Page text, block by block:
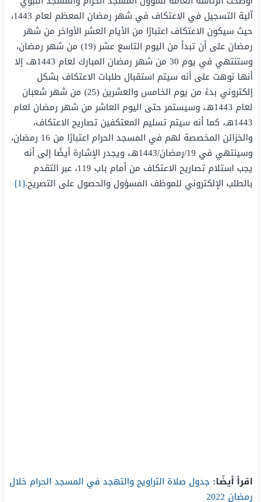
آلية التسجيل في الاعتكاف في شهر رمضان المعظم لعام 1443،
حيث سيكون الاعتكاف اعتبارًا من الأيام العشر الأواخر من شهر
رمضان على أن تبدأ من اليوم التاسع عشر (19) من شهر رمضان،
وستنتهي في يوم 30 من شهر رمضان المبارك لعام 1443هـ، إلا
أنها نوهت على أنه سيتم استقبال طلبات الاعتكاف بشكل
إلكتروني بدءً من يوم الخامس والعشرين (25) من شهر شعبان
لعام 1443هـ، وسيستمر حتى اليوم العاشر من شهر رمضان لعام
1443هـ، كما أنه سيتم تسليم المعتكفين تصاريح الاعتكاف،
والخزائن المخصصة لهم في المسجد الحرام اعتبارًا من 16 رمضان،
وسينتهي في 19/رمضان/1443هـ، ويجدر الإشارة أيضًا إلى أنه
يجب استلام تصاريح الاعتكاف من أمام باب 119، عبر التقدم
بالطلب الإلكتروني للموظف المسؤول والحصول على التصريح.[1]
اقرأ أيضًا: جدول صلاة التراويح والتهجد في المسجد الحرام خلال
رمضان 2022